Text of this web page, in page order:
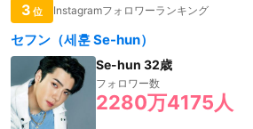
3 位 Instagramフォロワーランキング
セフン（세훈 Se-hun）
Se-hun 32歳
フォロワー数
2280万4175人